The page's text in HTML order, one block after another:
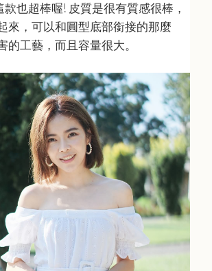
款也超棒喔! 皮質是很有質感很棒，
來，可以和圓型底部銜接的那麼
的工藝，而且容量很大。